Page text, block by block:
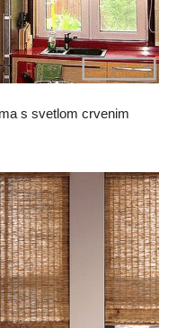
s svetlom crvenim